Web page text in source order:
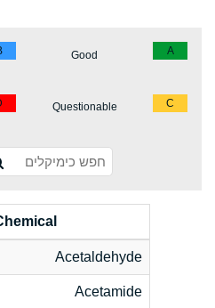
A
Good
C
Questionable
Acetaldehyde
Acetamide